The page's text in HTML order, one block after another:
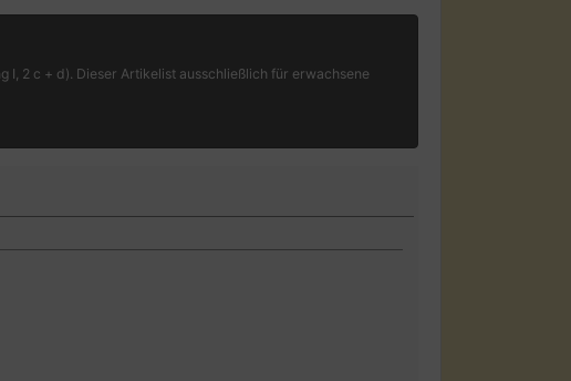
I, 2 c + d). Dieser Artikelist ausschließlich für erwachsene